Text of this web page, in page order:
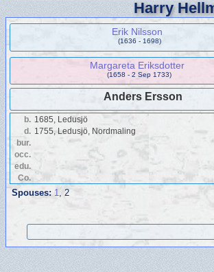
Harry
Erik Nilsson
(1636 - 1698)
Margareta Eriksdotter
(1658 - 2 Sep 1733)
Anders Ersson
b. 1685, Ledusjö
d. 1755, Ledusjö, Nordmaling
bur.
occ.
edu.
Co.
Spouses: 1, 2